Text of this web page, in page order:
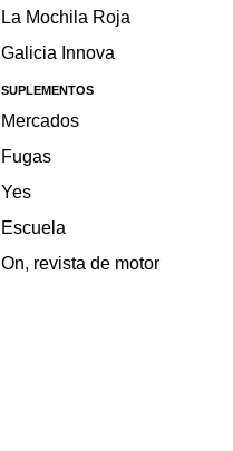
La Mochila Roja
Galicia Innova
SUPLEMENTOS
Mercados
Fugas
Yes
Escuela
On, revista de motor